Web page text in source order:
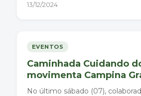
13/12/2024
EVENTOS
Caminhada Cuidando
movimenta Campina
No último sábado (07),